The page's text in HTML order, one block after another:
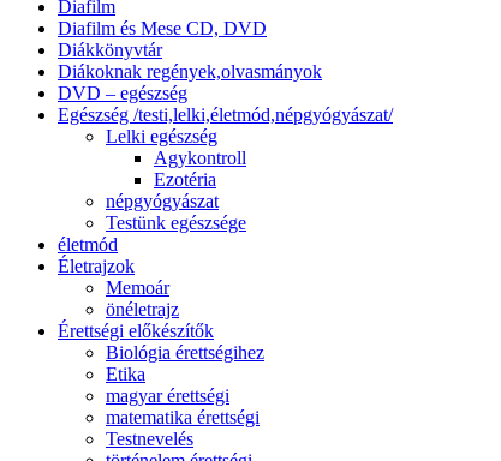
Diafilm
Diafilm és Mese CD, DVD
Diákkönyvtár
Diákoknak regények,olvasmányok
DVD – egészség
Egészség /testi,lelki,életmód,népgyógyászat/
Lelki egészség
Agykontroll
Ezotéria
népgyógyászat
Testünk egészsége
életmód
Életrajzok
Memoár
önéletrajz
Érettségi előkészítők
Biológia érettségihez
Etika
magyar érettségi
matematika érettségi
Testnevelés